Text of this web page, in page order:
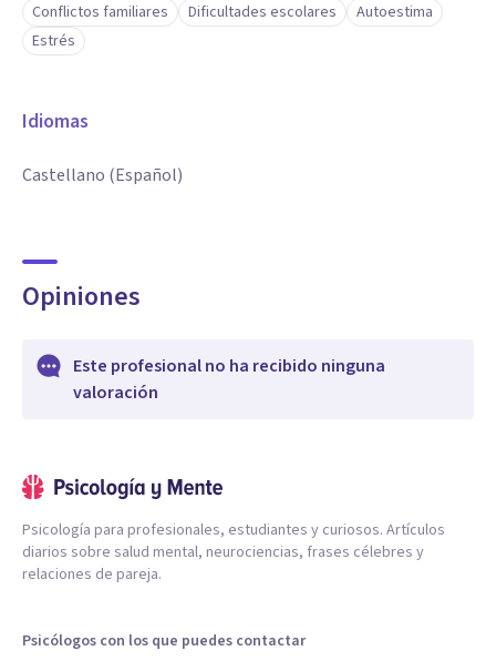
Conflictos familiares
Dificultades escolares
Autoestima
Estrés
Idiomas
Castellano (Español)
Opiniones
Este profesional no ha recibido ninguna
valoración
Psicología para profesionales, estudiantes y curiosos. Artículos
diarios sobre salud mental, neurociencias, frases célebres y
relaciones de pareja.
Psicólogos con los que puedes contactar